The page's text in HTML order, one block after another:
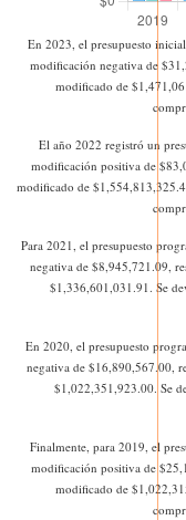
En 2023, el presupuesto
modificación negativa de
modificado de
El año 2022 registró un
modificación positiva de
modificado de
Para 2021, el presupuesto
negativa de $8,945,721.09,
$1,336,601,031.91. Se
En 2020, el presupuesto
negativa de $16,890,567.00,
$1,022,351,923.00. Se
Finalmente, para 2019, el
modificación positiva de
modificado de